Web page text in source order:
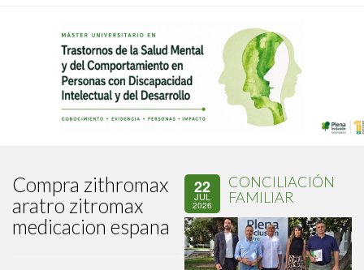
Compra zithromax
aratro zitromax
medicacion espana
22
JUL
2026
CONCILIACIÓN
FAMILIAR